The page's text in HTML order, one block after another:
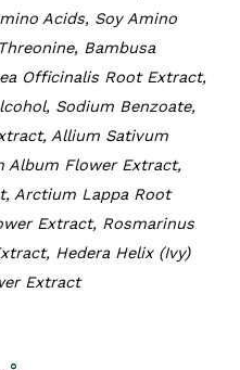
Acids, Soy Amino
Bambusa
Officinalis Root Extract,
Sodium Benzoate,
Allium Sativum
Album Flower Extract,
Arctium Lappa Root
Extract, Rosmarinus
Hedera Helix (Ivy)
Extract